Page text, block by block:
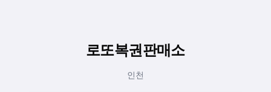
로또복권판매소
인천